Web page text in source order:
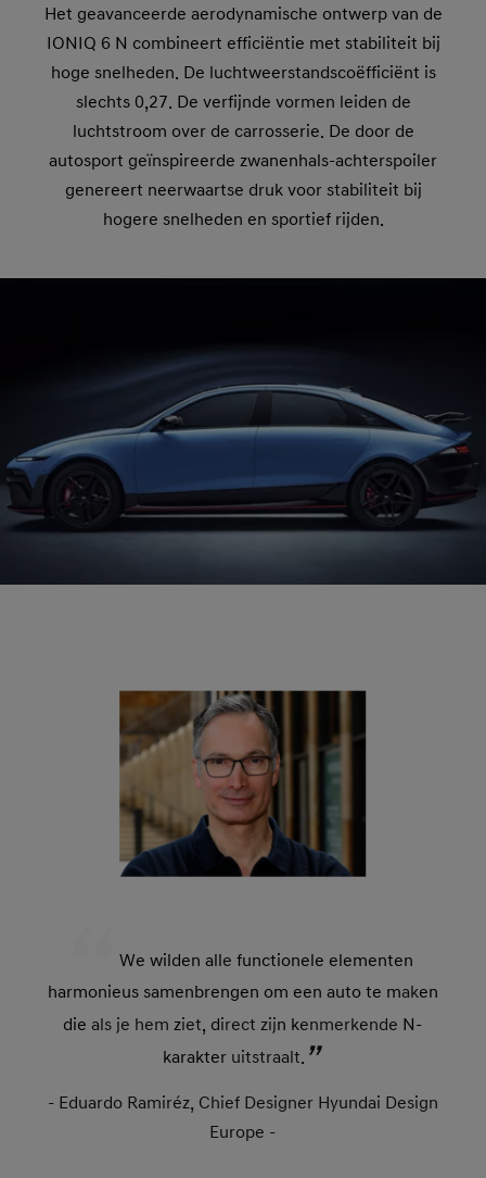
Het geavanceerde aerodynamische ontwerp van de
IONIQ 6 N combineert efficiëntie met stabiliteit bij
hoge snelheden. De luchtweerstandscoëfficiënt is
slechts 0,27. De verfijnde vormen leiden de
luchtstroom over de carrosserie. De door de
autosport geïnspireerde zwanenhals-achterspoiler
genereert neerwaartse druk voor stabiliteit bij
hogere snelheden en sportief rijden.
We wilden alle functionele elementen
harmonieus samenbrengen om een auto te maken
dieals je hemziet, direct zijn kenmerkende N-
karakter uitstraalt.
- Eduardo Ramiréz, Chief Designer Hyundai Design
Europe -